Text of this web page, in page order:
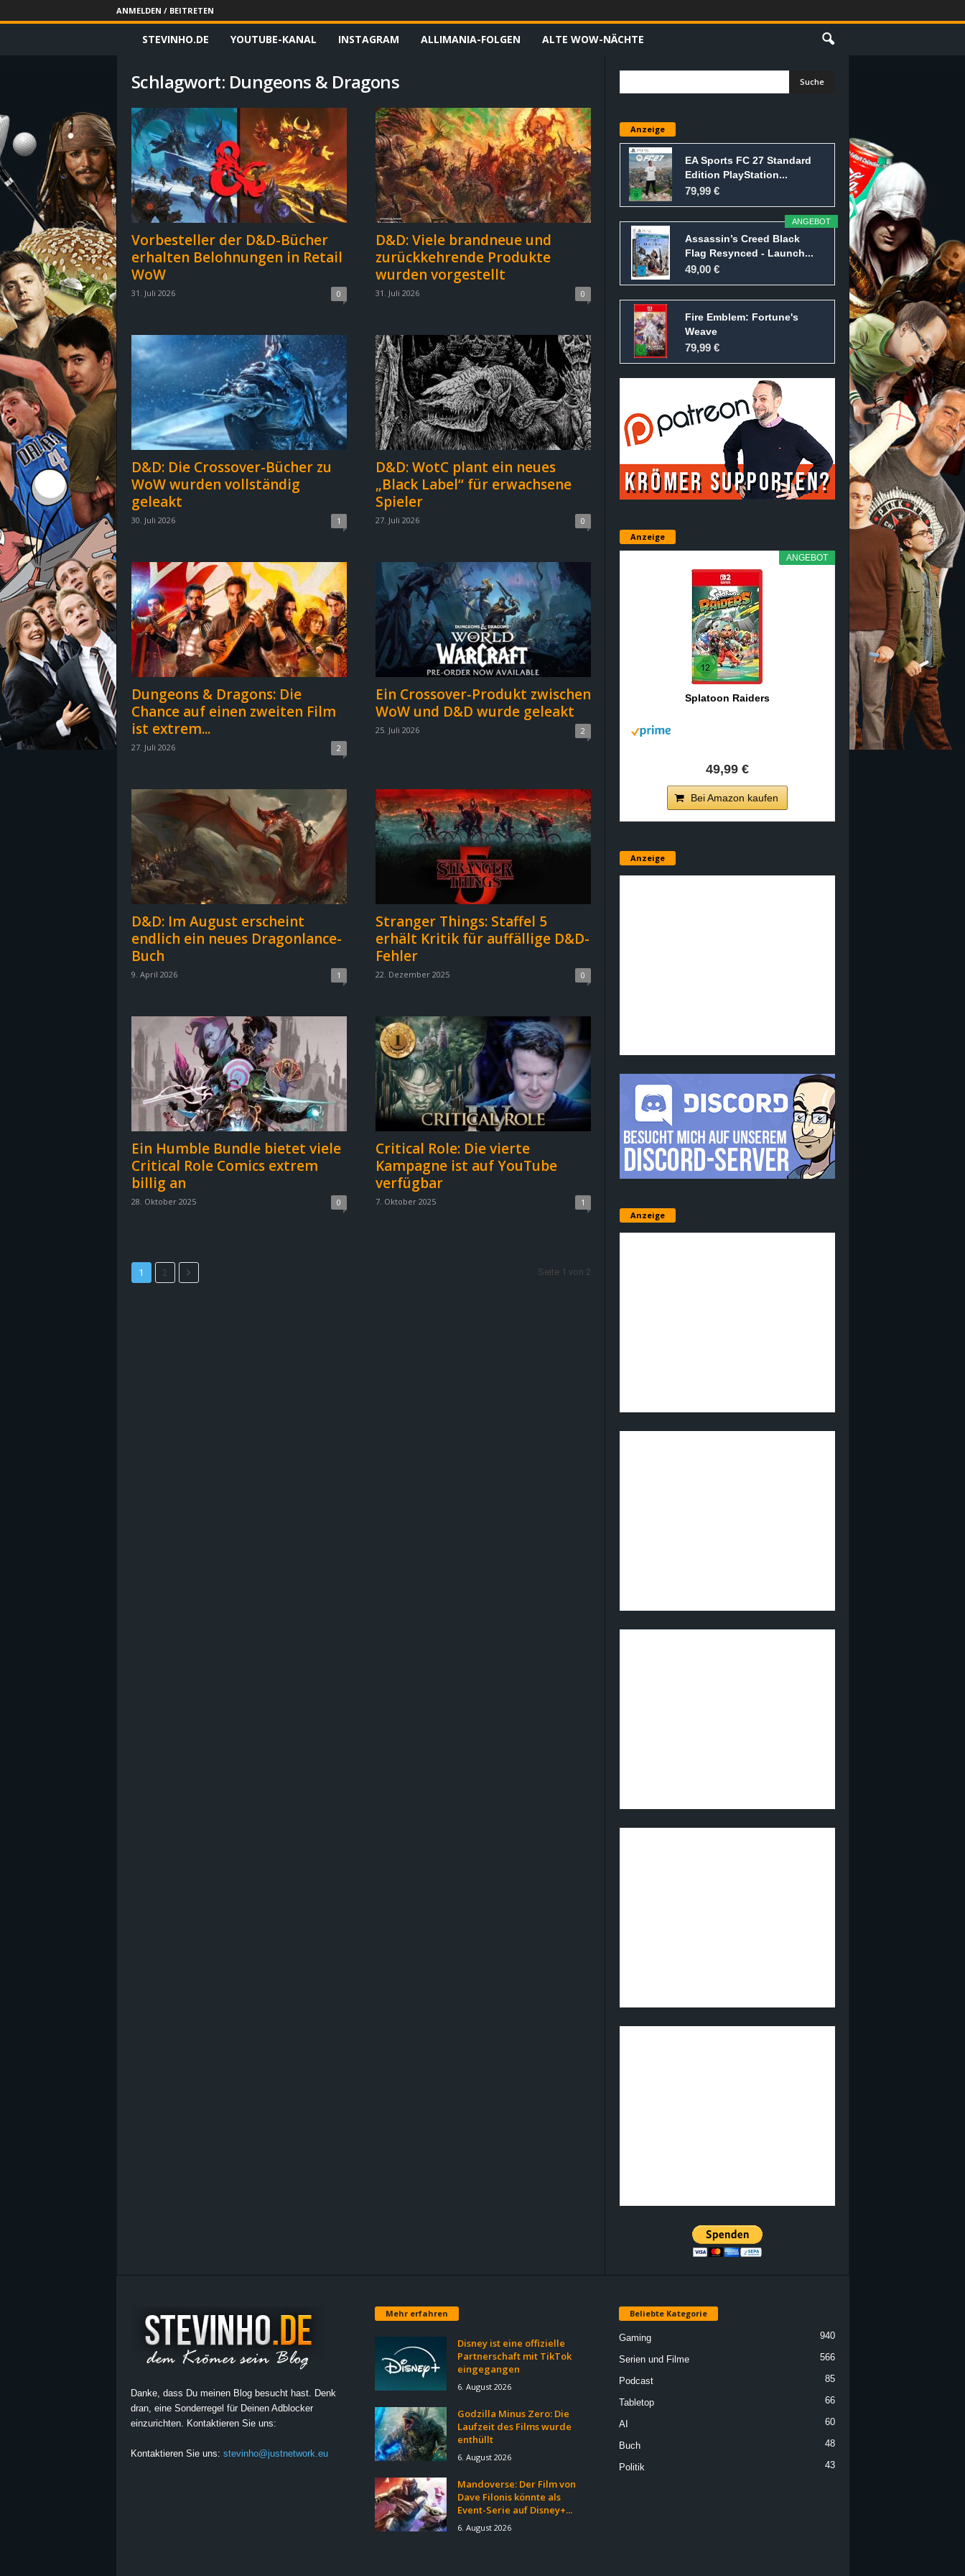
ANMELDEN / BEITRETEN
v
n
o
.
e
i
n
a
s
g
z
e
n
t
e
l
g
STEVINHO.DE YOUTUBE-KANAL INSTAGRAM ALLIMANIA-FOLGEN ALTE WOW-NÄCHTE
Schlagwort: Dungeons & Dragons
Vorbesteller der D&D-Bücher
erhalten Belohnungen in Retail
WoW
31. Juli 2026 0
D&D: Viele brandneue und
zurückkehrende Produkte
wurden vorgestellt
31. Juli 2026 0
D&D: Die Crossover-Bücher zu
WoW wurden vollständig
geleakt
30. Juli 2026 1
D&D: WotC plant ein neues
„Black Label“ für erwachsene
Spieler
27. Juli 2026 0
Dungeons & Dragons: Die
Chance auf einen zweiten Film
ist extrem...
27. Juli 2026 2
Ein Crossover-Produkt zwischen
WoW und D&D wurde geleakt
25. Juli 2026 2
D&D: Im August erscheint
endlich ein neues Dragonlance-
Buch
9. April 2026 1
Stranger Things: Staffel 5
erhält Kritik für auffällige D&D-
Fehler
22. Dezember 2025 0
Ein Humble Bundle bietet viele
Critical Role Comics extrem
billig an
28. Oktober 2025 0
Critical Role: Die vierte
Kampagne ist auf YouTube
verfügbar
7. Oktober 2025 1
1 2 Seite 1 von 2
Anzeige
EA Sports FC 27 Standard
Edition PlayStation...
79,99 €
ANGEBOT
Assassin’s Creed Black
Flag Resynced - Launch...
49,00 €
Fire Emblem: Fortune's
Weave
79,99 €
Anzeige
ANGEBOT
Splatoon Raiders
49,99 €
Bei Amazon kaufen
Anzeige
Anzeige
Danke, dass Du meinen Blog besucht hast. Denk
dran, eine Sonderregel für Deinen Adblocker
einzurichten. Kontaktieren Sie uns:
Kontaktieren Sie uns: stevinho@justnetwork.eu
Mehr erfahren
Disney ist eine offizielle
Partnerschaft mit TikTok
eingegangen
6. August 2026
Godzilla Minus Zero: Die
Laufzeit des Films wurde
enthüllt
6. August 2026
Mandoverse: Der Film von
Dave Filonis könnte als
Event-Serie auf Disney+...
6. August 2026
Beliebte Kategorie
Gaming 940
Serien und Filme 566
Podcast 85
Tabletop 66
AI 60
Buch 48
Politik 43